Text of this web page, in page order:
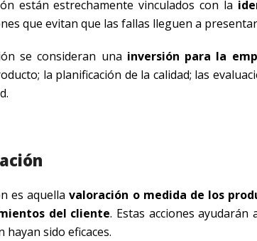
están estrechamente vinculados con la
que evitan que las fallas lleguen a
se consideran una inversión para la
la planificación de la calidad; las
es aquella valoración o medida de los
del cliente. Estas acciones
sido eficaces.